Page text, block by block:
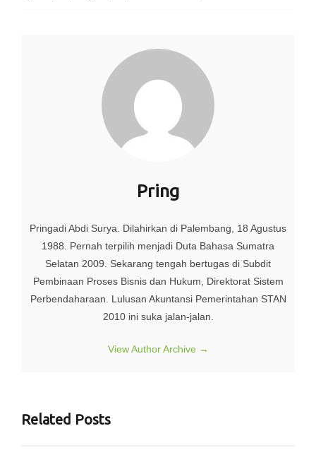
Pring
Pringadi Abdi Surya. Dilahirkan di Palembang, 18 Agustus
1988. Pernah terpilih menjadi Duta Bahasa Sumatra
Selatan 2009. Sekarang tengah bertugas di Subdit
Pembinaan Proses Bisnis dan Hukum, Direktorat Sistem
Perbendaharaan. Lulusan Akuntansi Pemerintahan STAN
2010 ini suka jalan-jalan.
View Author Archive →
Related Posts